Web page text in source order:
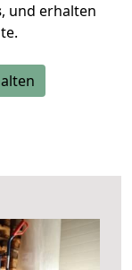
, und erhalten